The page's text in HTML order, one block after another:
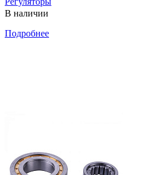
В наличии
Подробнее